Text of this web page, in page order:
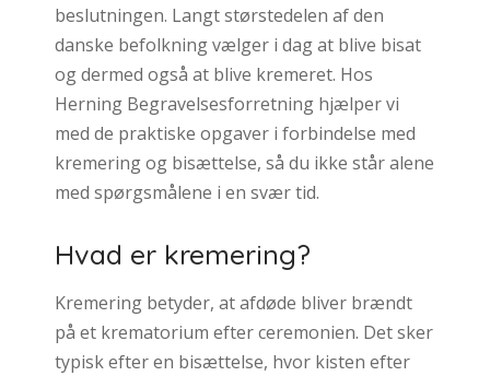
beslutningen. Langt størstedelen af den
danske befolkning vælger i dag at blive bisat
og dermed også at blive kremeret. Hos
Herning Begravelsesforretning hjælper vi
med de praktiske opgaver i forbindelse med
kremering og bisættelse, så du ikke står alene
med spørgsmålene i en svær tid.
Hvad er kremering?
Kremering betyder, at afdøde bliver brændt
på et krematorium efter ceremonien. Det sker
typisk efter en bisættelse, hvor kisten efter